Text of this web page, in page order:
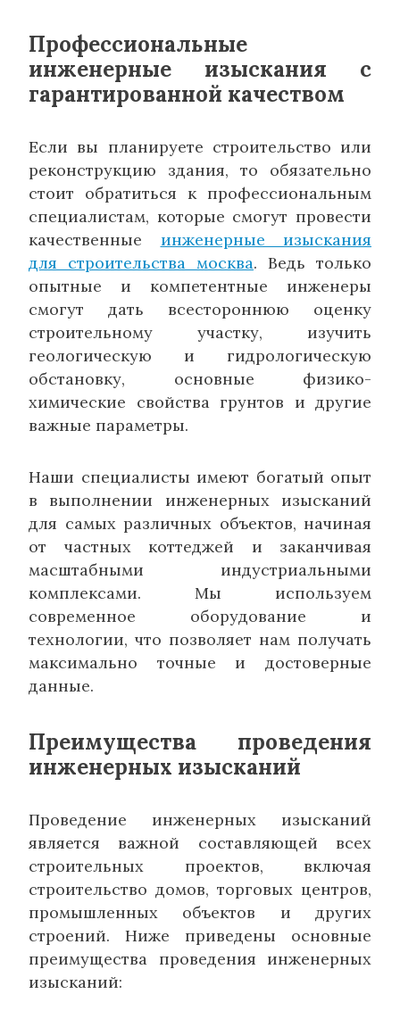
Профессиональные
инженерные изыскания с
гарантированной качеством
Если вы планируете строительство или
реконструкцию здания, то обязательно
стоит обратиться к профессиональным
специалистам, которые смогут провести
качественные инженерные изыскания
для строительства москва. Ведь только
опытные и компетентные инженеры
смогут дать всестороннюю оценку
строительному участку, изучить
геологическую и гидрологическую
обстановку, основные физико-
химические свойства грунтов и другие
важные параметры.
Наши специалисты имеют богатый опыт
в выполнении инженерных изысканий
для самых различных объектов, начиная
от частных коттеджей и заканчивая
масштабными индустриальными
комплексами. Мы используем
современное оборудование и
технологии, что позволяет нам получать
максимально точные и достоверные
данные.
Преимущества проведения
инженерных изысканий
Проведение инженерных изысканий
является важной составляющей всех
строительных проектов, включая
строительство домов, торговых центров,
промышленных объектов и других
строений. Ниже приведены основные
преимущества проведения инженерных
изысканий: